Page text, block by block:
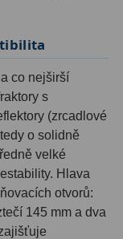
co nejširší
s
(zrcadlové
o solidně
velké
Hlava
otvorů:
145 mm a dva